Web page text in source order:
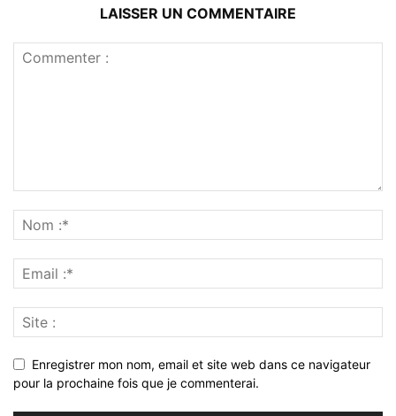
LAISSER UN COMMENTAIRE
Enregistrer mon nom, email et site web dans ce navigateur
pour la prochaine fois que je commenterai.